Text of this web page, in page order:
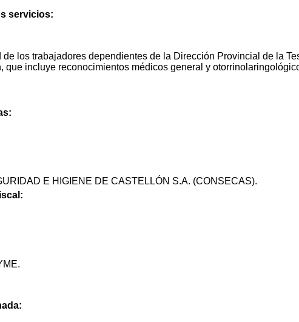
servicios:
los trabajadores dependientes de la Dirección Provincial de la
que incluye reconocimientos médicos general y
E HIGIENE DE CASTELLÓN S.A. (CONSECAS).